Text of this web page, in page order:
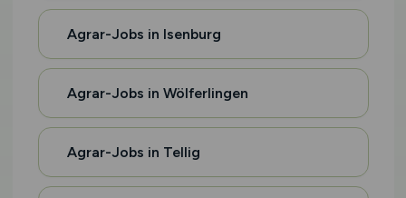
Agrar-Jobs in Isenburg
Agrar-Jobs in Wölferlingen
Agrar-Jobs in Tellig